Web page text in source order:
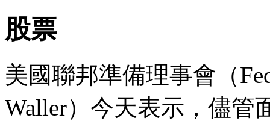
股票
美國聯邦準備理事會（
Waller）今天表示，儘管